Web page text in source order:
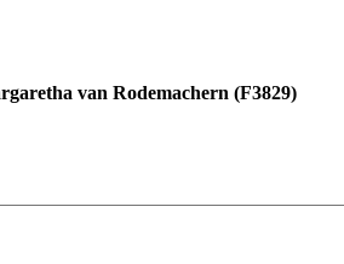
van Rodemachern (F3829)